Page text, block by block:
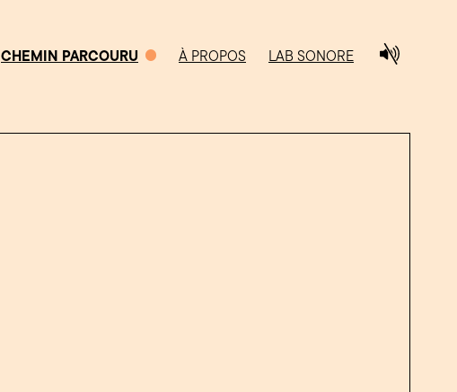
CHEMIN PARCOURU
À PROPOS LAB SONORE